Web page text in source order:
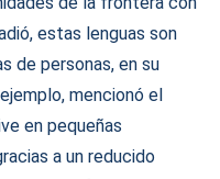
estas lenguas son
de personas, en su
mencionó el
en pequeñas
a un reducido